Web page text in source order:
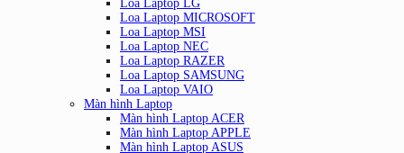
Loa Laptop LG
Loa Laptop MICROSOFT
Loa Laptop MSI
Loa Laptop NEC
Loa Laptop RAZER
Loa Laptop SAMSUNG
Loa Laptop VAIO
Màn hình Laptop
Màn hình Laptop ACER
Màn hình Laptop APPLE
Màn hình Laptop ASUS